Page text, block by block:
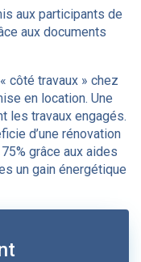
aux participants de
aux documents
côté travaux » chez
en location. Une
les travaux engagés.
d’une rénovation
grâce aux aides
un gain énergétique